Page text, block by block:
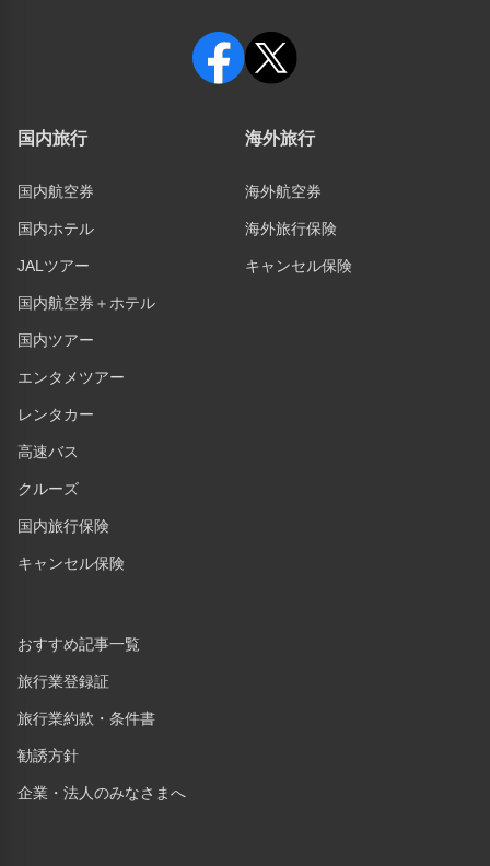
国内旅行
国内航空券
国内ホテル
JALツアー
国内航空券＋ホテル
国内ツアー
エンタメツアー
レンタカー
高速バス
クルーズ
国内旅行保険
キャンセル保険
海外旅行
海外航空券
海外旅行保険
キャンセル保険
おすすめ記事一覧
旅行業登録証
旅行業約款・条件書
勧誘方針
企業・法人のみなさまへ